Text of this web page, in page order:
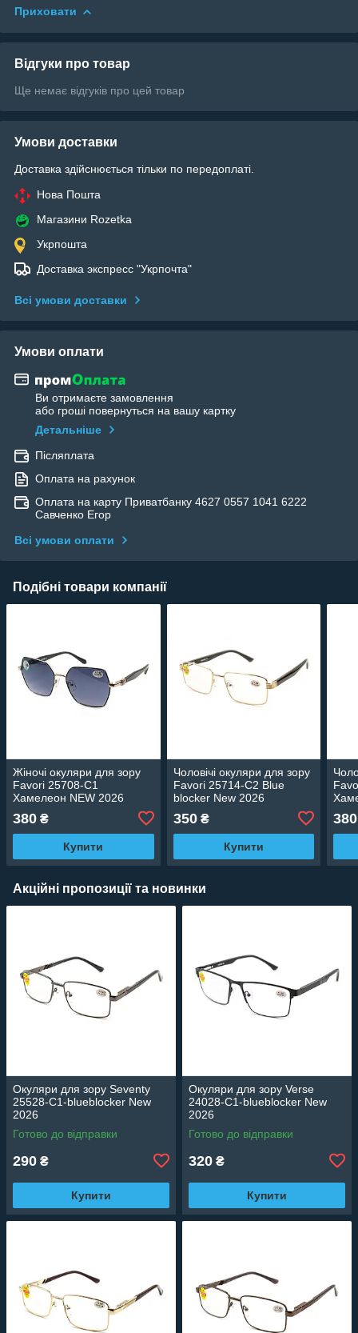
Приховати
Відгуки про товар
Ще немає відгуків про цей товар
Умови доставки
Доставка здійснюється тільки по передоплаті.
Нова Пошта
Магазини Rozetka
Укрпошта
Доставка экспресс "Укрпочта"
Всі умови доставки
Умови оплати
Ви отримаєте замовлення
або гроші повернуться на вашу картку
Детальніше
Післяплата
Оплата на рахунок
Оплата на карту Приватбанку 4627 0557 1041 6222
Савченко Егор
Всі умови оплати
Подібні товари компанії
Жіночі окуляри для зору
Favori 25708-C1
Хамелеон NEW 2026
380 ₴
Купити
Чоловічі окуляри для зору
Favori 25714-C2 Blue
blocker New 2026
350₴
Купити
380
Акційні пропозиції та новинки
Окуляри для зору Seventy
25528-C1-blueblocker New
2026
Готово до відправки
290 ₴
Купити
Окуляри для зору Verse
24028-C1-blueblocker New
2026
Готово до відправки
320 ₴
Купити